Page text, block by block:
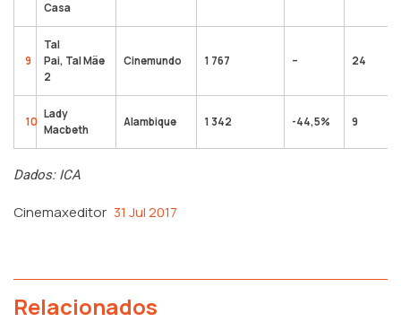
Casa
9
Tal
Pai, Tal Mãe
2
Cinemundo 1 767 – 24
10
Lady
Macbeth
Alambique 1 342 -44,5% 9
Dados: ICA
Cinemaxeditor 31 Jul 2017
Relacionados